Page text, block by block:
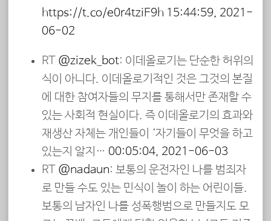
https://t.co/e0r4tziF9h 15:44:59, 2021-
06-02
RT @zizek_bot: 이데올로기는 단순한 허위의
식이 아니다. 이데올로기적인 것은 그것의 본질
에 대한 참여자들의 무지를 통해서만 존재할 수
있는 사회적 현실이다. 즉 이데올로기의 효과와
재생산 자체는 개인들이 ‘자기들이 무엇을 하고
있는지 알지… 00:05:04, 2021-06-03
RT @nadaun: 보통의 운전자인 나를 범죄자
로 만들 수도 있는 민식이 놀이 하는 어린이들.
보통의 남자인 나를 성폭행범으로 만들지도 모